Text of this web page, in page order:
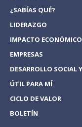
¿SABÍAS QUÉ?
LIDERAZGO
IMPACTO ECONÓMICO
EMPRESAS
DESARROLLO SOCIAL
ÚTIL PARA MÍ
CICLO DE VALOR
BOLETÍN